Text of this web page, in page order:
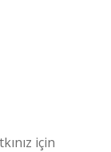
için